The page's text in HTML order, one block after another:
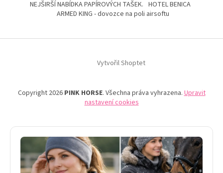
NEJŠIRŠÍ NABÍDKA PAPÍROVÝCH TAŠEK. HOTEL BENICA
ARMED KING - dovozce na poli airsoftu
Vytvořil Shoptet
Copyright 2026 PINK HORSE. Všechna práva vyhrazena.Upravit
nastavení cookies